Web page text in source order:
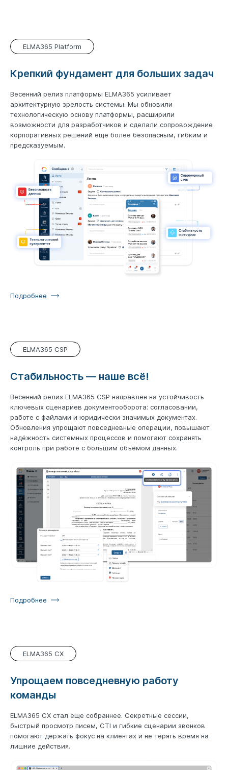
ELMA365 Platform
Крепкий фундамент для больших задач
Весенний релиз платформы ELMA365 усиливает
архитектурную зрелость системы. Мы обновили
технологическую основу платформы, расширили
возможности для разработчиков и сделали сопровождение
корпоративных решений ещё более безопасным, гибким и
предсказуемым.
Подробнее
ELMA365 CSP
Стабильность ― наше всё!
Весенний релиз ELMA365 CSP направлен на устойчивость
ключевых сценариев документооборота: согласовании,
работе с файлами и юридически значимых документах.
Обновления упрощают повседневные операции, повышают
надёжность системных процессов и помогают сохранять
контроль при работе с большим объёмом данных.
Подробнее
ELMA365 CX
Упрощаем повседневную работу
команды
ELMA365 CX стал еще собраннее. Секретные сессии,
быстрый просмотр писем, CTI и гибкие сценарии звонков
помогают держать фокус на клиентах и не терять время на
лишние действия.